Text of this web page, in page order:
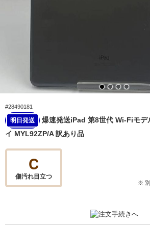
#28490181
明日発送
爆速発送iPad 第8世代 Wi-Fiモデ
イ MYL92ZP/A 訳あり品
C
傷汚れ目立つ
※ 別